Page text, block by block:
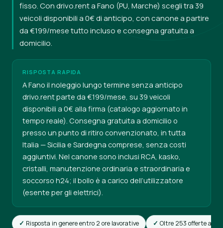
fisso. Con drivo.rent a Fano (PU, Marche) scegli tra 39
veicoli disponibili a 0€ di anticipo, con canone a partire
da €199/mese tutto incluso e consegna gratuita a
domicilio.
RISPOSTA RAPIDA
A Fano il noleggio lungo termine senza anticipo
drivo.rent parte da €199/mese, su 39 veicoli
disponibili a 0€ alla firma (catalogo aggiornato in
tempo reale). Consegna gratuita a domicilio o
presso un punto di ritiro convenzionato, in tutta
Italia — Sicilia e Sardegna comprese, senza costi
aggiuntivi. Nel canone sono inclusi RCA, kasko,
cristalli, manutenzione ordinaria e straordinaria e
soccorso h24; il bollo è a carico dell’utilizzatore
(esente per gli elettrici).
Risposta in genere entro 2 ore lavorative Oltre 253 offerte attive